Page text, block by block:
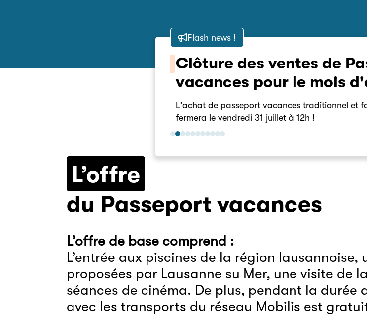
Flash news !
Clôture des ventes de
vacances pour le mois
L'achat de passeport vacances traditionnel et
fermera le vendredi 31 juillet à 12h !
L’offre
du Passeport vacances
L’offre de base comprend :
L’entrée aux piscines de la région
proposées par Lausanne su Mer, une visite de
séances de cinéma. De plus, pendant la durée
avec les transports du réseau Mobilis est